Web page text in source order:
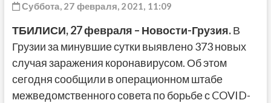
Суббота, 27 февраля, 2021, 11:09
ТБИЛИСИ, 27 февраля – Новости-Грузия.В
Грузии за минувшие сутки выявлено 373 новых
случая заражения коронавирусом. Об этом
сегодня сообщили в операционном штабе
межведомственного совета по борьбе с COVID-